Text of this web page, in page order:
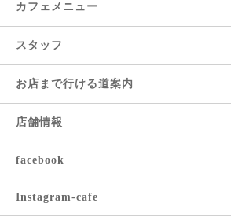
カフェメニュー
スタッフ
お店まで行ける道案内
店舗情報
facebook
Instagram-cafe